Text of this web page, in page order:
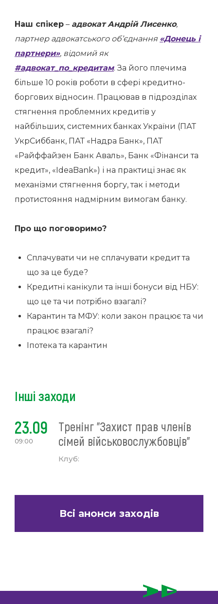
Наш спікер – адвокат Андрій Лисенко,
партнер адвокатського об’єднання «Донець і
партнери», відомий як
#адвокат_по_кредитам. За його плечима
більше 10 років роботи в сфері кредитно-
боргових відносин. Працював в підрозділах
стягнення проблемних кредитів у
найбільших, системних банках України (ПАТ
УкрСиббанк, ПАТ «Надра Банк», ПАТ
«Райффайзен Банк Аваль», Банк «Фінанси та
кредит», «IdeaBank») і на практиці знає як
механізми стягнення боргу, так і методи
протистояння надмірним вимогам банку.
Про що поговоримо?
Сплачувати чи не сплачувати кредит та
що за це буде?
Кредитні канікули та інші бонуси від НБУ:
що це та чи потрібно взагалі?
Карантин та МФУ: коли закон працює та чи
працює взагалі?
Іпотека та карантин
Інші заходи
23.09
09:00
Тренінг "Захист прав членів
сімей військовослужбовців"
Клуб:
Всі анонси заходів